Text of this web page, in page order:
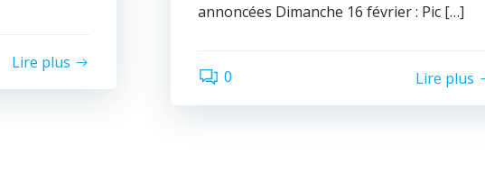
Lire plus
annoncées Dimanche 16 février : Pic […]
0 Lire plus